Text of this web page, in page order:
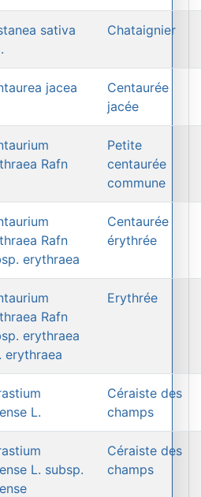
sativa
Chataignier
jacea
Centaurée
jacée
Rafn
Petite
centaurée
commune
Rafn
erythraea
Centaurée
érythrée
Rafn
erythraea
erythraea
Erythrée
L.
Céraiste des
champs
L. subsp.
Céraiste des
champs